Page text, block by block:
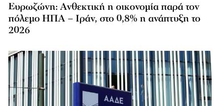
Ευρωζώνη: Ανθεκτική η οικονομία παρά τον
πόλεμο ΗΠΑ – Ιράν, στο 0,8% η ανάπτυξη το
2026